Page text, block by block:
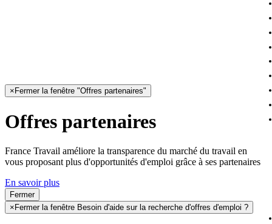
× Fermer la fenêtre "Offres partenaires"
Offres partenaires
France Travail améliore la transparence du marché du travail en
vous proposant plus d'opportunités d'emploi grâce à ses partenaires
En savoir plus
Fermer
× Fermer la fenêtre Besoin d'aide sur la recherche d'offres d'emploi ?